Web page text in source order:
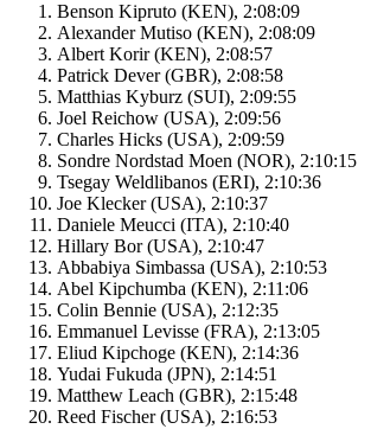
Benson Kipruto (KEN), 2:08:09
Alexander Mutiso (KEN), 2:08:09
Albert Korir (KEN), 2:08:57
Patrick Dever (GBR), 2:08:58
Matthias Kyburz (SUI), 2:09:55
Joel Reichow (USA), 2:09:56
Charles Hicks (USA), 2:09:59
Sondre Nordstad Moen (NOR), 2:10:15
Tsegay Weldlibanos (ERI), 2:10:36
Joe Klecker (USA), 2:10:37
Daniele Meucci (ITA), 2:10:40
Hillary Bor (USA), 2:10:47
Abbabiya Simbassa (USA), 2:10:53
Abel Kipchumba (KEN), 2:11:06
Colin Bennie (USA), 2:12:35
Emmanuel Levisse (FRA), 2:13:05
Eliud Kipchoge (KEN), 2:14:36
Yudai Fukuda (JPN), 2:14:51
Matthew Leach (GBR), 2:15:48
Reed Fischer (USA), 2:16:53